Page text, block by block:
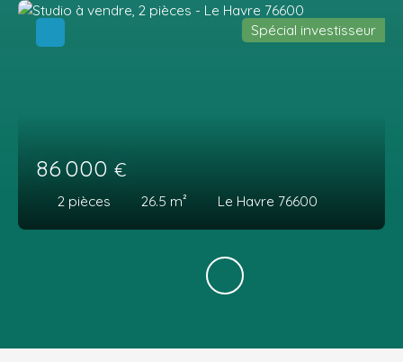
86 000 €
2 pièces 26.5 m² Le Havre 76600
Spécial investisseur